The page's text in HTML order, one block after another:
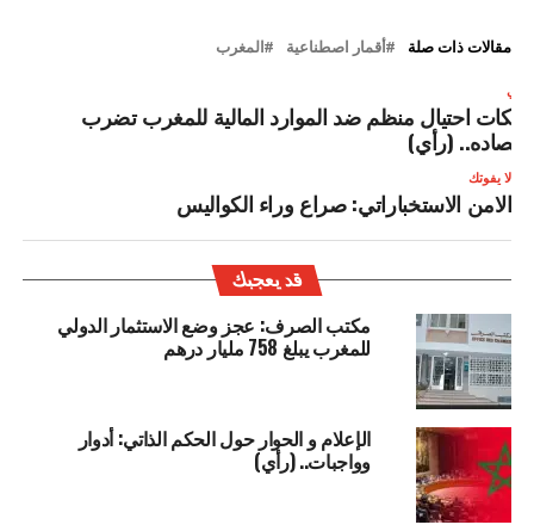
مقالات ذات صلة أقمار اصطناعية المغرب
احتيال منظم ضد الموارد المالية للمغرب تضرب
(رأي)
لا يفوتك
الامن الاستخباراتي: صراع وراء الكواليس
قد يعجبك
مكتب الصرف: عجز وضع الاستثمار الدولي
للمغرب يبلغ 758 مليار درهم
الإعلام و الحوار حول الحكم الذاتي: أدوار
وواجبات.. (رأي)